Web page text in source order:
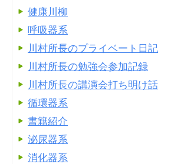
健康川柳
呼吸器系
川村所長のプライベート日記
川村所長の勉強会参加記録
川村所長の講演会打ち明け話
循環器系
書籍紹介
泌尿器系
消化器系